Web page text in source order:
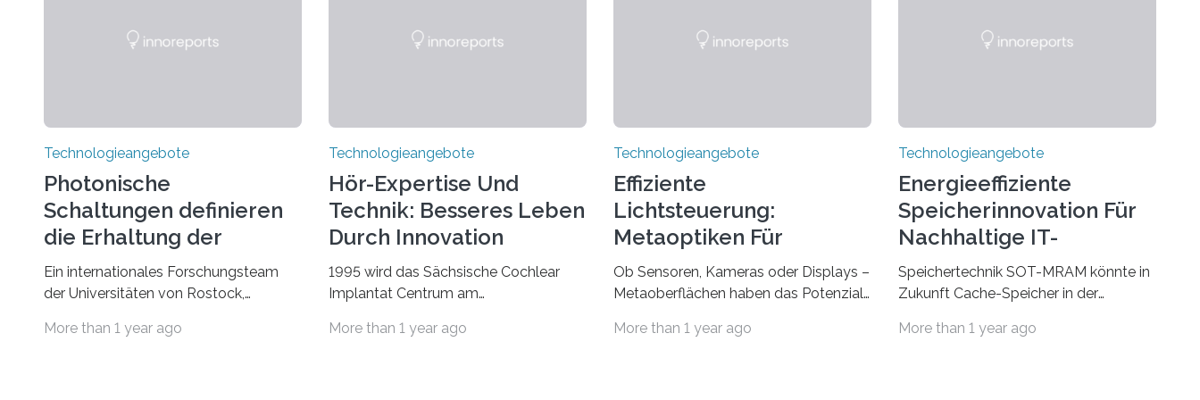
Technologieangebote
Photonische
Schaltungen definieren
die Erhaltung der
Quantenverschränkung
neu
Ein internationales Forschungsteam
der Universitäten von Rostock,
Pennsylvania State und Saint Louis hat
More than 1 year ago
Technologieangebote
Hör-Expertise Und
Technik: Besseres Leben
Durch Innovation
1995 wird das Sächsische Cochlear
Implantat Centrum am
gegründet. | Mehr als 2.500 taub
More than 1 year ago
Technologieangebote
Effiziente
Lichtsteuerung:
Metaoptiken Für
Innovative
Anwendungen
Ob Sensoren, Kameras oder Displays –
Metaoberflächen haben das Potenzial,
grundlegend zu verbessern. Durch eine
More than 1 year ago
Technologieangebote
Energieeffiziente
Speicherinnovation Für
Nachhaltige IT-
Lösungen
Speichertechnik SOT-MRAM könnte in
Zukunft Cache-Speicher in der
Foto, klick, und ab in die sozialen
More than 1 year ago